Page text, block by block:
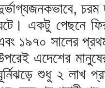
চরম
একটু পেছনে
১৯৭০ সালের
এদেশের
শুধু ২ লাখ